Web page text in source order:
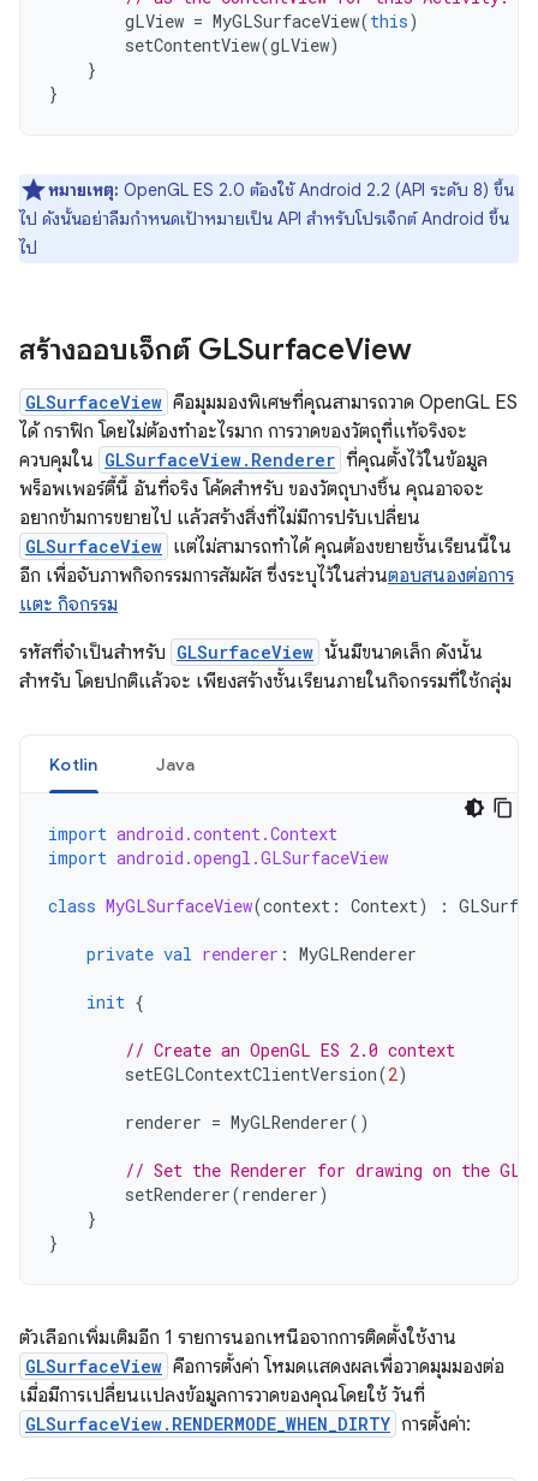
gLView = MyGLSurfaceView(this)
setContentView(gLView)
}
}
หมายเหตุ: OpenGL ES 2.0 ต้องใช้ Android 2.2 (API ระดับ 8) ขึ้น
ไป ดังนั้นอย่าลืมกำหนดเป้าหมายเป็น API สำหรับโปรเจ็กต์ Android ขึ้น
ไป
สร้างออบเจ็กต์ GLSurfaceView
GLSurfaceView คือมุมมองพิเศษที่คุณสามารถวาด OpenGL ES
ได้ กราฟิก โดยไม่ต้องทำอะไรมาก การวาดของวัตถุที่แท้จริงจะ
ควบคุมใน GLSurfaceView.Renderer ที่คุณตั้งไว้ในข้อมูล
พร็อพเพอร์ตี้นี้ อันที่จริง โค้ดสำหรับ ของวัตถุบางชิ้น คุณอาจจะ
อยากข้ามการขยายไป แล้วสร้างสิ่งที่ไม่มีการปรับเปลี่ยน
GLSurfaceView แต่ไม่สามารถทำได้ คุณต้องขยายชั้นเรียนนี้ใน
อีก เพื่อจับภาพกิจกรรมการสัมผัส ซึ่งระบุไว้ในส่วนตอบสนองต่อการ
แตะ กิจกรรม
รหัสที่จำเป็นสำหรับ GLSurfaceView นั้นมีขนาดเล็ก ดังนั้น
สำหรับ โดยปกติแล้วจะ เพียงสร้างชั้นเรียนภายในกิจกรรมที่ใช้กลุ่ม
Kotlin Java
import android.content.Context
import android.opengl.GLSurfaceView
class MyGLSurfaceView(context : Context) :
private val renderer : MyGLRenderer
init {
// Create an OpenGL ES 2.0 context
setEGLContextClientVersion(2)
renderer = MyGLRenderer()
// Set the Renderer for drawing on the
setRenderer(renderer)
}
}
ตัวเลือกเพิ่มเติมอีก 1 รายการนอกเหนือจากการติดตั้งใช้งาน
GLSurfaceView คือการตั้งค่า โหมดแสดงผลเพื่อวาดมุมมองต่อ
เมื่อมีการเปลี่ยนแปลงข้อมูลการวาดของคุณโดยใช้ วันที่
GLSurfaceView.RENDERMODE_WHEN_DIRTY การตั้งค่า: